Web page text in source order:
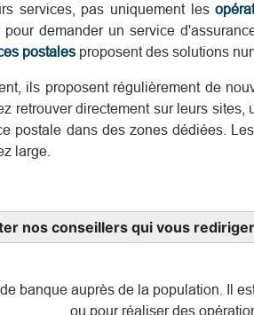
services, pas uniquement les
demander un service
postales proposent des solutions
ils proposent régulièrement de
retrouver directement sur leurs
postale dans des zones dédiées.
large.
nos conseillers qui vous
banque auprès de la population. Il
ou pour réaliser des